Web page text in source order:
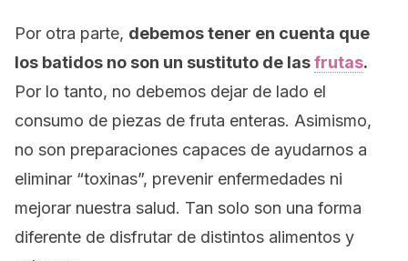
Por otra parte, debemos tener en cuenta que
los batidos no son un sustituto de lasfrutas.
Por lo tanto, no debemos dejar de lado el
consumo de piezas de fruta enteras. Asimismo,
no son preparaciones capaces de ayudarnos a
eliminar “toxinas”, prevenir enfermedades ni
mejorar nuestra salud. Tan solo son una forma
diferente de disfrutar de distintos alimentos y